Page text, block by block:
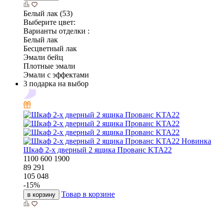
Белый лак (53)
Выберите цвет:
Варианты отделки :
Белый лак
Бесцветный лак
Эмали бейц
Плотные эмали
Эмали с эффектами
3 подарка на выбор
Новинка
Шкаф 2-х дверный 2 ящика Прованс KTA22
1100 600 1900
89 291
105 048
-15%
в корзину Товар в корзине